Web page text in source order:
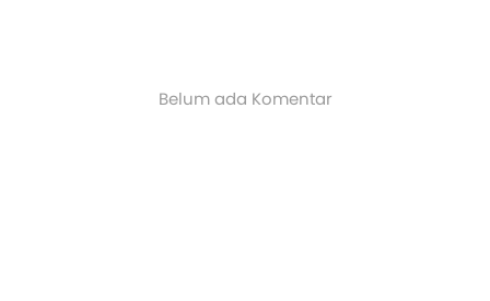
Belum ada Komentar